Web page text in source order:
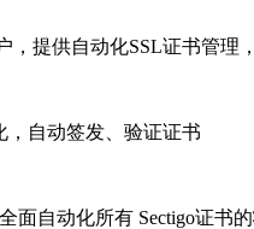
，提供自动化SSL证书管理
，自动签发、验证证书
面自动化所有 Sectigo证书